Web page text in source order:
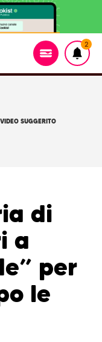
2
VIDEO SUGGERITO
di
a
per
le